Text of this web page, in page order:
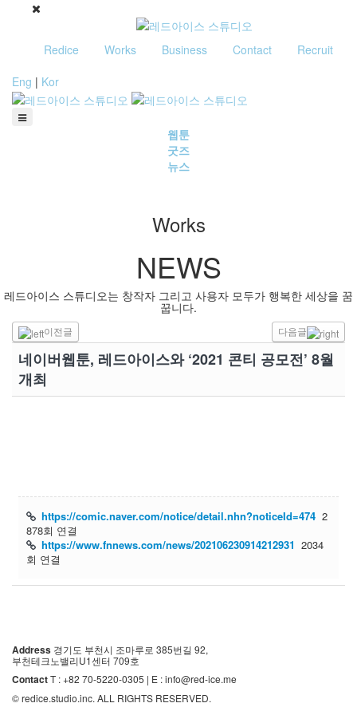
Redice Works Business Contact
Recruit
Eng | Kor
웹툰
굿즈
뉴스
Works
NEWS
레드아이스 스튜디오는 창작자 그리고 사용자 모두가 행복한 세상을 꿈
꿉니다.
이전글 다음글
네이버웹툰, 레드아이스와 ‘2021 콘티 공모전’ 8월
개최
https://comic.naver.com/notice/detail.nhn?noticeId=474 2
878회 연결
https://www.fnnews.com/news/202106230914212931 2034
회 연결
Address 경기도 부천시 조마루로 385번길 92,
부천테크노밸리U1센터 709호
ContactT : +82 70-5220-0305 | E : info@red-ice.me
© redice.studio.inc. ALL RIGHTS RESERVED.